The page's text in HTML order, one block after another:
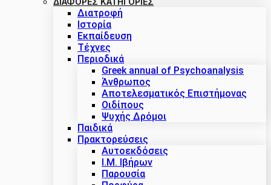
Διατροφή
Ιστορία
Εκπαίδευση
Τέχνες
Περιοδικά
Greek annual of Psychoanalysis
Άνθρωπος
Αποτελεσματικός Επιστήμονας
Οιδίπους
Ψυχής Δρόμοι
Παιδικά
Πρακτoρεύσεις
Αυτοεκδόσεις
Ι.Μ. Ιβήρων
Παρουσία